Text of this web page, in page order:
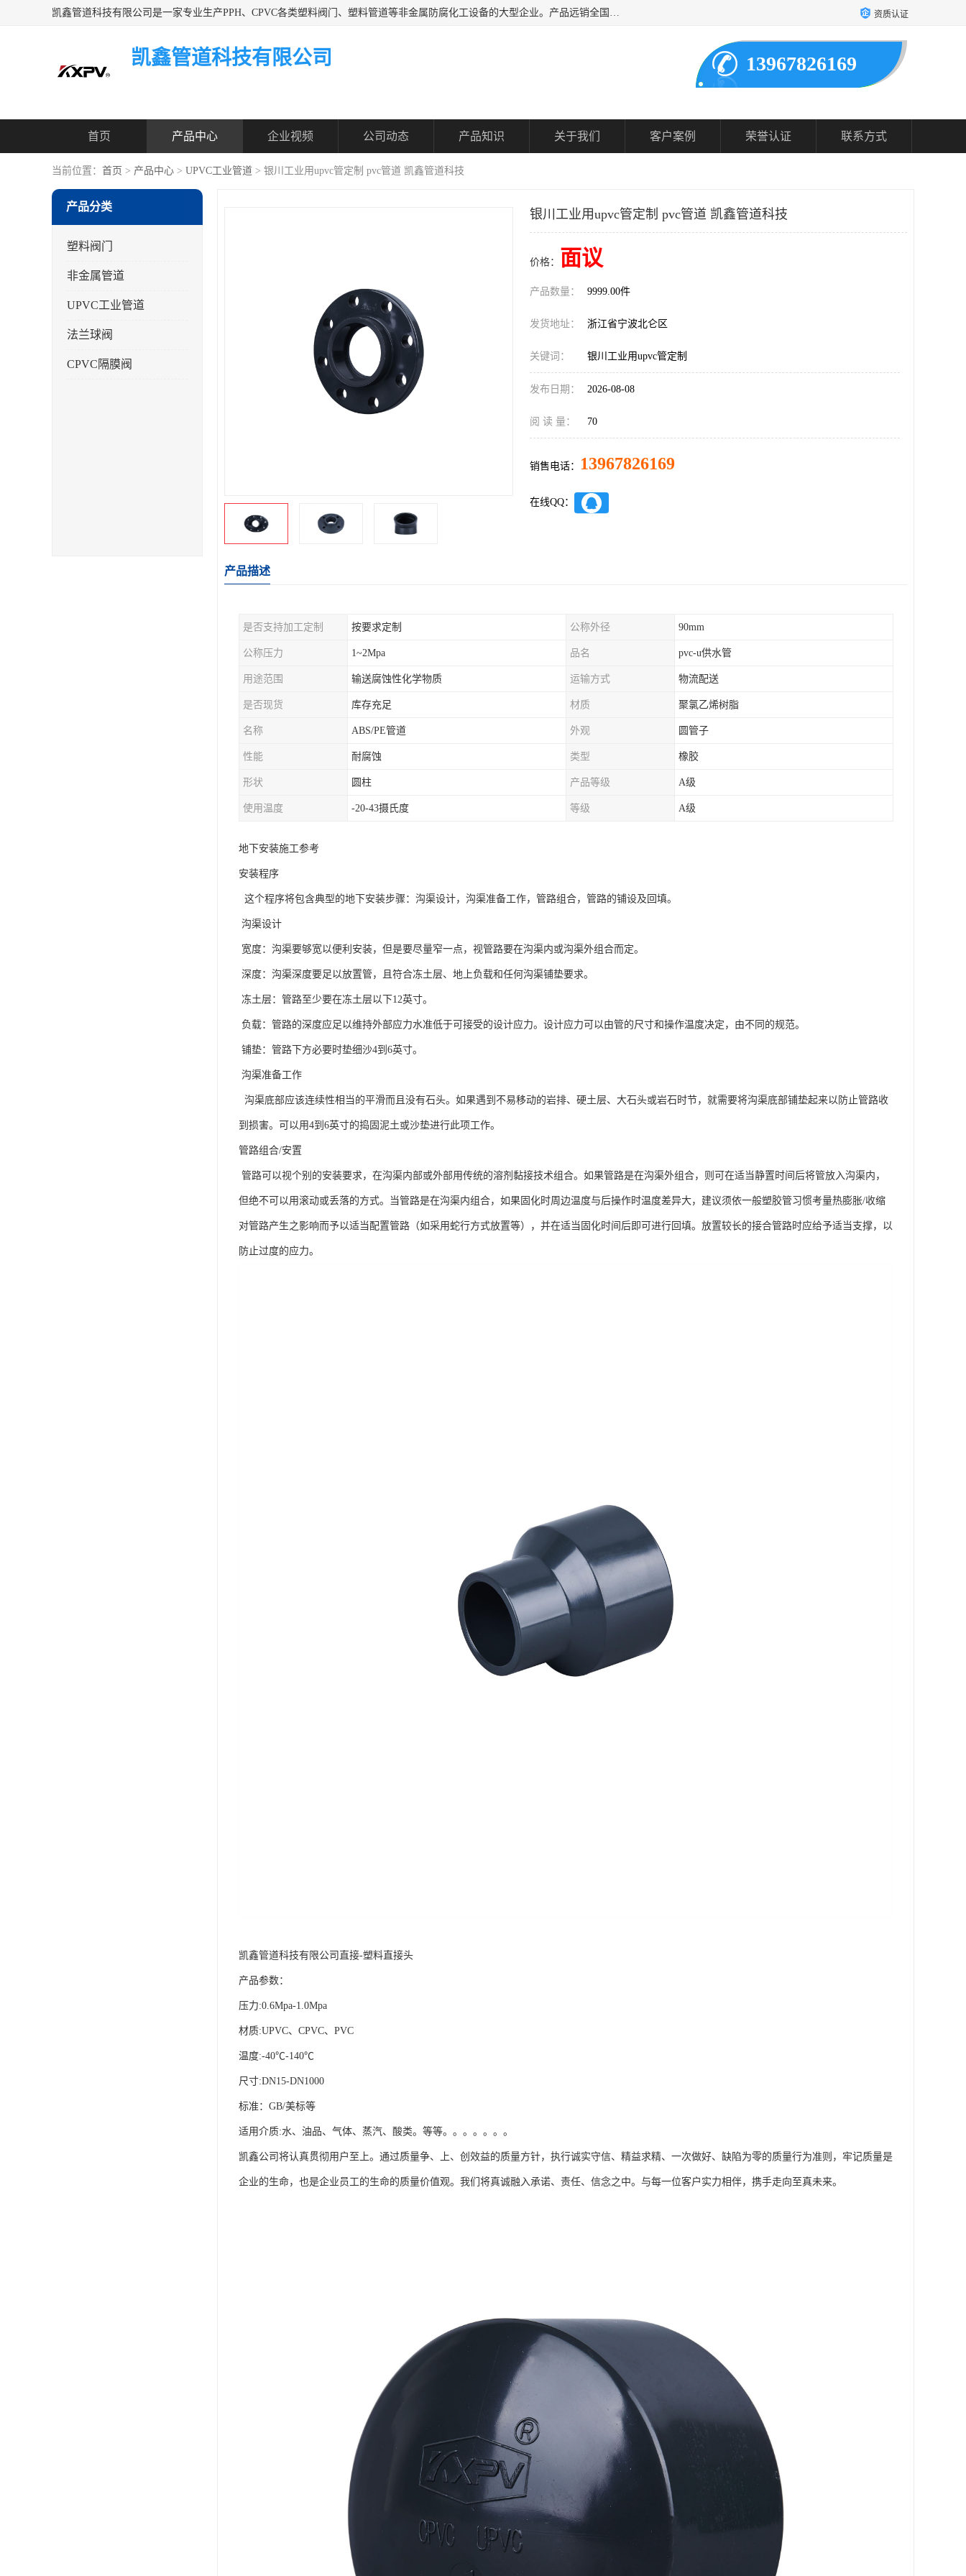
凯鑫管道科技有限公司是一家专业生产PPH、CPVC各类塑料阀门、塑料管道等非金属防腐化工设备的大型企业。产品远销全国三十一个省、市、自治区,广泛应用于化工、石油、氯碱、染料、制药、农药等行业，深受广大用户欢迎，是目前国内生产化工泵、阀门规模较大的生产基地之一。 资质认证
凯鑫管道科技有限公司 13967826169
首页 产品中心 企业视频 公司动态 产品知识 关于我们 客户案例 荣誉认证 联系方式
当前位置： 首页 > 产品中心 > UPVC工业管道 > 银川工业用upvc管定制 pvc管道 凯鑫管道科技
产品分类
塑料阀门
非金属管道
UPVC工业管道
法兰球阀
CPVC隔膜阀
银川工业用upvc管定制 pvc管道 凯鑫管道科技
价格： 面议
产品数量： 9999.00件
发货地址： 浙江省宁波北仑区
关键词： 银川工业用upvc管定制
发布日期： 2026-08-08
阅 读 量： 70
销售电话： 13967826169
在线QQ：
产品描述
是否支持加工定制 按要求定制 公称外径 90mm
公称压力 1~2Mpa 品名 pvc-u供水管
用途范围 输送腐蚀性化学物质 运输方式 物流配送
是否现货 库存充足 材质 聚氯乙烯树脂
名称 ABS/PE管道 外观 圆管子
性能 耐腐蚀 类型 橡胶
形状 圆柱 产品等级 A级
使用温度 -20-43摄氏度 等级 A级
地下安装施工参考
安装程序
这个程序将包含典型的地下安装步骤：沟渠设计，沟渠准备工作，管路组合，管路的铺设及回填。
沟渠设计
宽度：沟渠要够宽以便利安装，但是要尽量窄一点，视管路要在沟渠内或沟渠外组合而定。
深度：沟渠深度要足以放置管，且符合冻土层、地上负载和任何沟渠铺垫要求。
冻土层：管路至少要在冻土层以下12英寸。
负载：管路的深度应足以维持外部应力水准低于可接受的设计应力。设计应力可以由管的尺寸和操作温度决定，由不同的规范。
铺垫：管路下方必要时垫细沙4到6英寸。
沟渠准备工作
沟渠底部应该连续性相当的平滑而且没有石头。如果遇到不易移动的岩排、硬土层、大石头或岩石时节，就需要将沟渠底部铺垫起来以防止管路收
到损害。可以用4到6英寸的捣固泥土或沙垫进行此项工作。
管路组合/安置
管路可以视个别的安装要求，在沟渠内部或外部用传统的溶剂黏接技术组合。如果管路是在沟渠外组合，则可在适当静置时间后将管放入沟渠内，
但绝不可以用滚动或丢落的方式。当管路是在沟渠内组合，如果固化时周边温度与后操作时温度差异大，建议须依一般塑胶管习惯考量热膨胀/收缩
对管路产生之影响而予以适当配置管路（如采用蛇行方式放置等），并在适当固化时间后即可进行回填。放置较长的接合管路时应给予适当支撑，以
防止过度的应力。
凯鑫管道科技有限公司直接-塑料直接头
产品参数：
压力:0.6Mpa-1.0Mpa
材质:UPVC、CPVC、PVC
温度:-40℃-140℃
尺寸:DN15-DN1000
标准：GB/美标等
适用介质:水、油品、气体、蒸汽、酸类。等等。。。。。。。
凯鑫公司将认真贯彻用户至上。通过质量争、上、创效益的质量方针，执行诚实守信、精益求精、一次做好、缺陷为零的质量行为准则，牢记质量是
企业的生命，也是企业员工的生命的质量价值观。我们将真诚融入承诺、责任、信念之中。与每一位客户实力相伴，携手走向至真未来。